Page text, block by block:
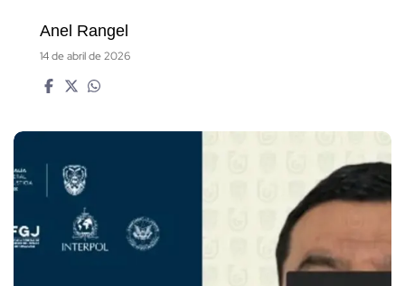
Anel Rangel
14 de abril de 2026